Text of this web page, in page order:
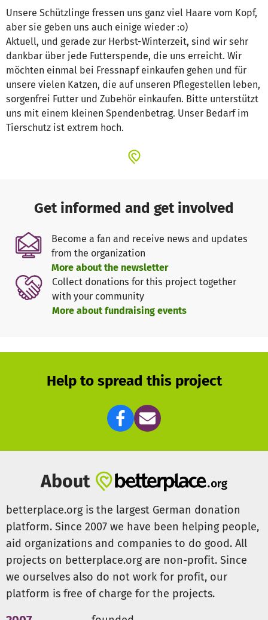
Unsere Schützlinge fressen uns ganz viel Haare vom Kopf,
aber sie geben uns auch einige wieder :o)
Aktuell, und gerade zur Herbst-Winterzeit, sind wir sehr
dankbar über jede Futterspende, die uns erreicht. Wir
möchten einmal bei Fressnapf einkaufen gehen und für
unsere vielen Katzen, die auf unseren Pflegestellen leben,
sorgenfrei Futter und Zubehör einkaufen. Bitte unterstützt
uns mit einem kleinen Spendenbetrag. Unser Bedarf im
Tierschutz ist extrem hoch.
Get informed and get involved
Become a fan and receive news and updates
from the organization
More about the newsletter
Collect donations for this project together
with your community
More about fundraising events
Help to spread this project
About
betterplace.org is the largest German donation
platform. Since 2007 we have been helping people,
aid organizations and companies to do good. All
projects on betterplace.org are non-profit. Since
we ourselves also do not work for profit, our
platform is free of charge for the projects.